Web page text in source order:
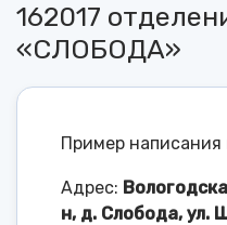
162017
«СЛОБОДА»
Пример написания
Адрес:
н, д. Слобода, ул.